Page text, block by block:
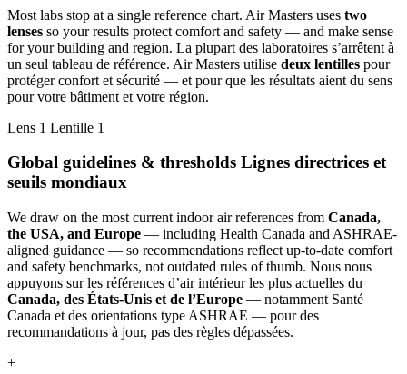
Most labs stop at a single reference chart. Air Masters uses two
lenses so your results protect comfort and safety — and make sense
for your building and region. La plupart des laboratoires s’arrêtent à
un seul tableau de référence. Air Masters utilise deux lentilles pour
protéger confort et sécurité — et pour que les résultats aient du sens
pour votre bâtiment et votre région.
Lens 1 Lentille 1
Global guidelines & thresholds Lignes directrices et
seuils mondiaux
We draw on the most current indoor air references from Canada,
the USA, and Europe — including Health Canada and ASHRAE-
aligned guidance — so recommendations reflect up-to-date comfort
and safety benchmarks, not outdated rules of thumb. Nous nous
appuyons sur les références d’air intérieur les plus actuelles du
Canada, des États-Unis et de l’Europe — notamment Santé
Canada et des orientations type ASHRAE — pour des
recommandations à jour, pas des règles dépassées.
+